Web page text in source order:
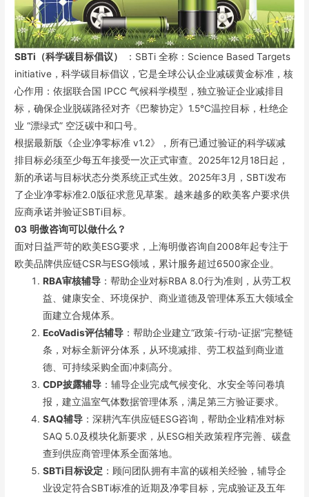
SBTi（科学碳目标倡议）
：SBTi 全称：Science Based Targets
initiative，科学碳目标倡议，它是全球公认企业减碳黄金标准，核
心作用：依据联合国 IPCC 气候科学模型，独立验证企业减排目
标，确保企业脱碳路径对齐《巴黎协定》1.5℃温控目标，杜绝企
业 “漂绿式” 空泛碳中和口号。
根据最新版《企业净零标准 v1.2》，所有已通过验证的科学碳减
排目标必须至少每五年接受一次正式审查。2025年12月18日起，
新的承诺与目标状态分类系统正式生效。2025年3月，SBTi发布
了企业净零标准2.0版征求意见草案。越来越多的欧美客户要求供
应商承诺并验证SBTi目标。
03 明傲咨询可以做什么？
面对日益严苛的欧美ESG要求，上海明傲咨询自2008年起专注于
欧美品牌供应链CSR与ESG领域，累计服务超过6500家企业。
RBA审核辅导 ：帮助企业对标RBA 8.0行为准则，从劳工权
益、健康安全、环境保护、商业道德及管理体系五大领域全
面建立合规体系。
EcoVadis评估辅导 ：帮助企业建立“政策-行动-证据”完整链
条，对标全新评分体系，从环境减排、劳工权益到商业道
德、可持续采购全面冲刺高分。
CDP披露辅导 ：辅导企业完成气候变化、水安全等问卷填
报，建立温室气体数据管理体系，满足第三方验证要求。
SAQ辅导 ：深耕汽车供应链ESG咨询，帮助企业精准对标
SAQ 5.0及模块化新要求，从ESG相关政策程序完善、碳盘
查到供应商管理体系全面落地。
SBTi目标设定 ：顾问团队拥有丰富的碳相关经验，辅导企
业设定符合SBTi标准的近期及净零目标，完成验证及五年